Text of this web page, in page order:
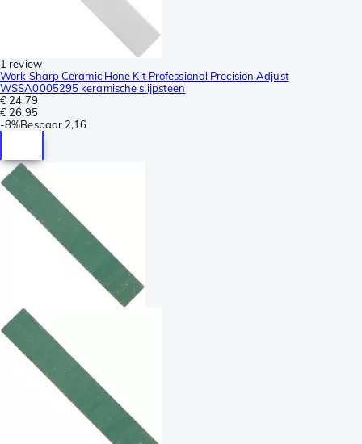
1 review
Work Sharp Ceramic Hone Kit Professional Precision Adjust
WSSA0005295 keramische slijpsteen
€ 24,79
€ 26,95
-8%Bespaar 2,16